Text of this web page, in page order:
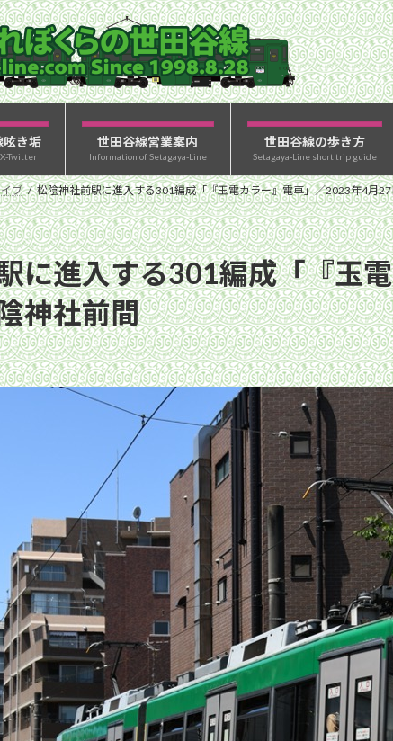
呟き垢
Twitter
世田谷線営業案内
Information of Setagaya-Line
世田谷線の歩き方
Setagaya-Line short trip guide
ブ 松陰神社前駅に進入する301編成「『玉電カラー』電車」／2023年4月
に進入する301編成「『玉
神社前間